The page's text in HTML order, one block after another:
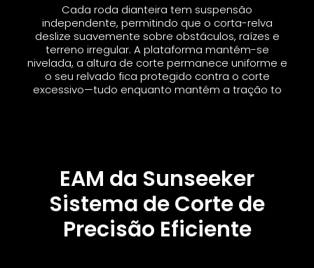
Cada roda dianteira tem suspensão
independente, permitindo que o corta-relva
deslize suavemente sobre obstáculos, raízes e
terreno irregular. A plataforma mantém-se
nivelada, a altura de corte permanece uniforme e
o seu relvado fica protegido contra o corte
excessivo—tudo enquanto mantém a tração to
EAM da Sunseeker
Sistema de Corte de
Precisão Eficiente